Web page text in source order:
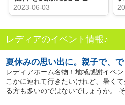
2023-06-03
レディアのイベント情報♪
夏休みの思い出に。親子で、
レディアホーム名物！地域感謝イベ
こかに連れて行きたいけれど、暑く
る方も多いのではないでしょうか。